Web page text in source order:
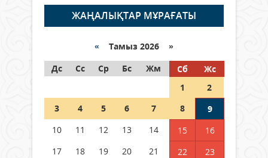
06 тамыз 2026 ж. 278
граждане Казахстана,
05 тамыз 2026 ж. 160
Шетелде жүрген Қазақстан
азаматтары қалай дауыс бере
ЖАҢАЛЫҚТАР МҰРАҒАТЫ
« Тамыз 2026 »
Дс
Сс Ср Бс Жм Сб
Жс
1
2
3
4 5 6 7 8
9
10
11 12 13 14 15
16
17
18 19 20 21 22
23